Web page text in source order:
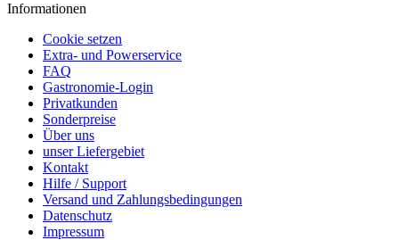
Informationen
Cookie setzen
Extra- und Powerservice
FAQ
Gastronomie-Login
Privatkunden
Sonderpreise
Über uns
unser Liefergebiet
Kontakt
Hilfe / Support
Versand und Zahlungsbedingungen
Datenschutz
Impressum